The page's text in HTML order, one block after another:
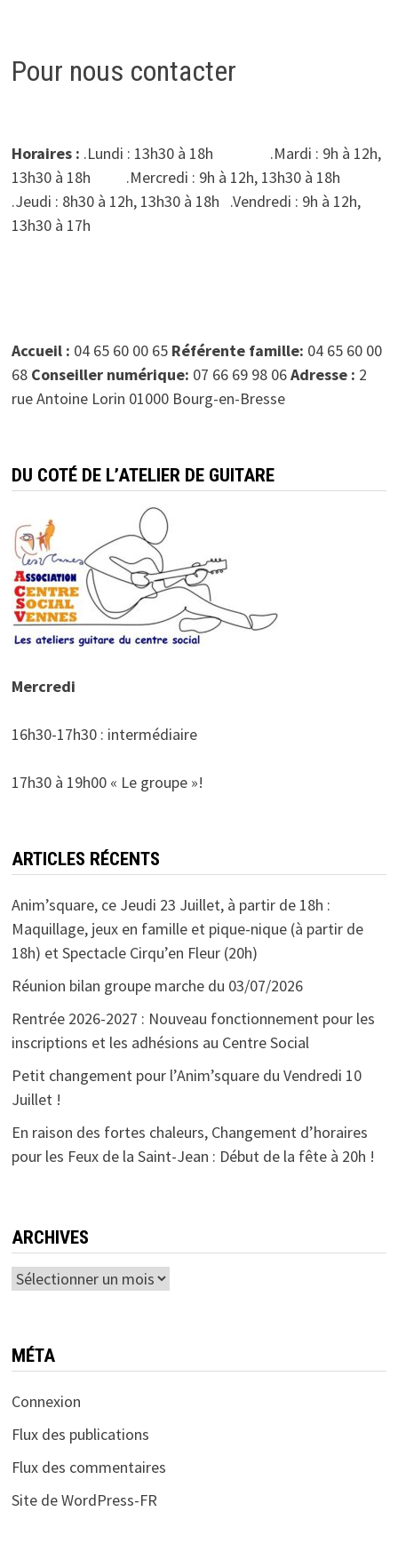
Pour nous contacter
Horaires : .Lundi : 13h30 à 18h .Mardi : 9h à 12h,
13h30 à 18h .Mercredi : 9h à 12h, 13h30 à 18h
.Jeudi : 8h30 à 12h, 13h30 à 18h .Vendredi : 9h à 12h,
13h30 à 17h
Accueil : 04 65 60 00 65 Référente famille: 04 65 60 00
68 Conseiller numérique: 07 66 69 98 06Adresse : 2
rue Antoine Lorin 01000 Bourg-en-Bresse
DU COTÉ DE L’ATELIER DE GUITARE
Mercredi
16h30-17h30 : intermédiaire
17h30 à 19h00 « Le groupe »!
ARTICLES RÉCENTS
Anim’square, ce Jeudi 23 Juillet, à partir de 18h :
Maquillage, jeux en famille et pique-nique (à partir de
18h) et Spectacle Cirqu’en Fleur (20h)
Réunion bilan groupe marche du 03/07/2026
Rentrée 2026-2027 : Nouveau fonctionnement pour les
inscriptions et les adhésions au Centre Social
Petit changement pour l’Anim’square du Vendredi 10
Juillet !
En raison des fortes chaleurs, Changement d’horaires
pour les Feux de la Saint-Jean : Début de la fête à 20h !
ARCHIVES
Archives
MÉTA
Connexion
Flux des publications
Flux des commentaires
Site de WordPress-FR